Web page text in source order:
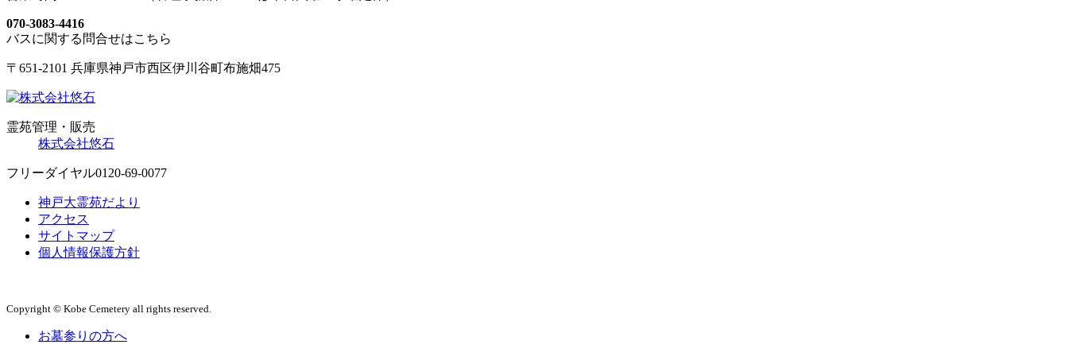
070-3083-4416
バスに関する問合せはこちら
〒651-2101 兵庫県神戸市西区伊川谷町布施畑475
霊苑管理・販売
株式会社悠石
フリーダイヤル0120-69-0077
神戸大霊苑だより
アクセス
サイトマップ
個人情報保護方針
Copyright © Kobe Cemetery all rights reserved.
お墓参りの方へ